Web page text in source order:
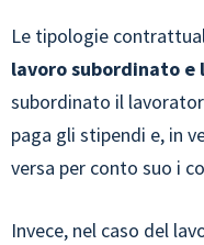
Le tipologie
lavoro subordinato e
subordinato il
paga gli stipendi e, in
versa per conto suo i
Invece, nel caso del